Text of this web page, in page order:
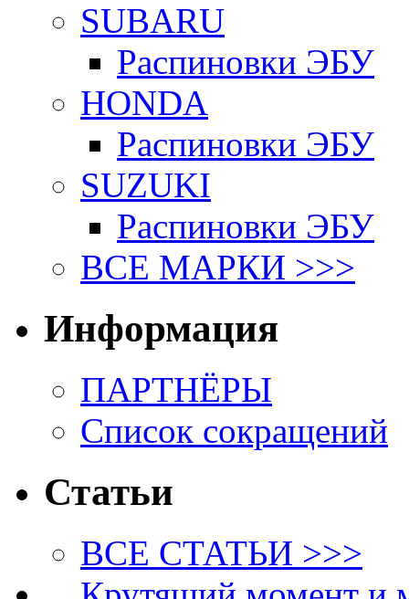
SUBARU
Распиновки ЭБУ
HONDA
Распиновки ЭБУ
SUZUKI
Распиновки ЭБУ
ВСЕ МАРКИ >>>
Информация
ПАРТНЁРЫ
Список сокращений
Статьи
ВСЕ СТАТЬИ >>>